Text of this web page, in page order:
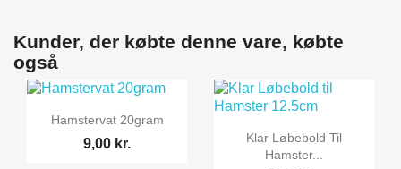
Kunder, der købte denne vare, købte
også
 Vis her
Hamstervat 20gram
9,00 kr.  Vis her
Klar Løbebold Til
Hamster...